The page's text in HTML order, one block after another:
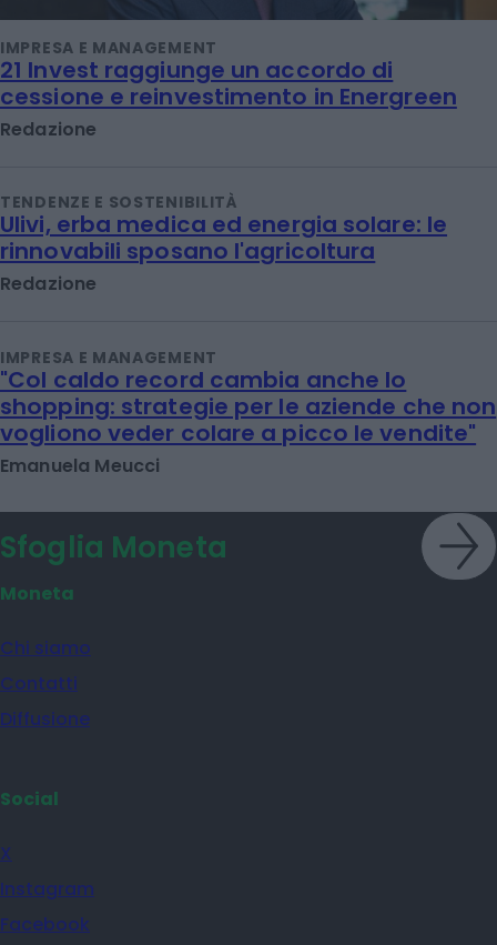
IMPRESA E MANAGEMENT
21 Invest raggiunge un accordo di
cessione e reinvestimento in Energreen
Redazione
TENDENZE E SOSTENIBILITÀ
Ulivi, erba medica ed energia solare: le
rinnovabili sposano l'agricoltura
Redazione
IMPRESA E MANAGEMENT
"Col caldo record cambia anche lo
shopping: strategie per le aziende che non
vogliono veder colare a picco le vendite"
Emanuela Meucci
Sfoglia Moneta
Moneta
Chi siamo
Contatti
Diffusione
Social
X
Instagram
Facebook